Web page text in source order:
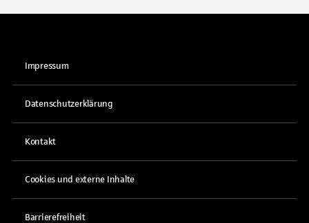
Impressum
Datenschutzerklärung
Kontakt
Cookies und externe Inhalte
Barrierefreiheit